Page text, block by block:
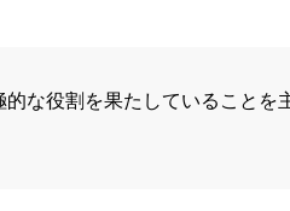
な役割を果たしていることを